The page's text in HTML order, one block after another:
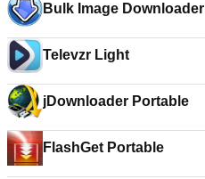
Bulk Image Downloader
Televzr Light
jDownloader Portable
FlashGet Portable